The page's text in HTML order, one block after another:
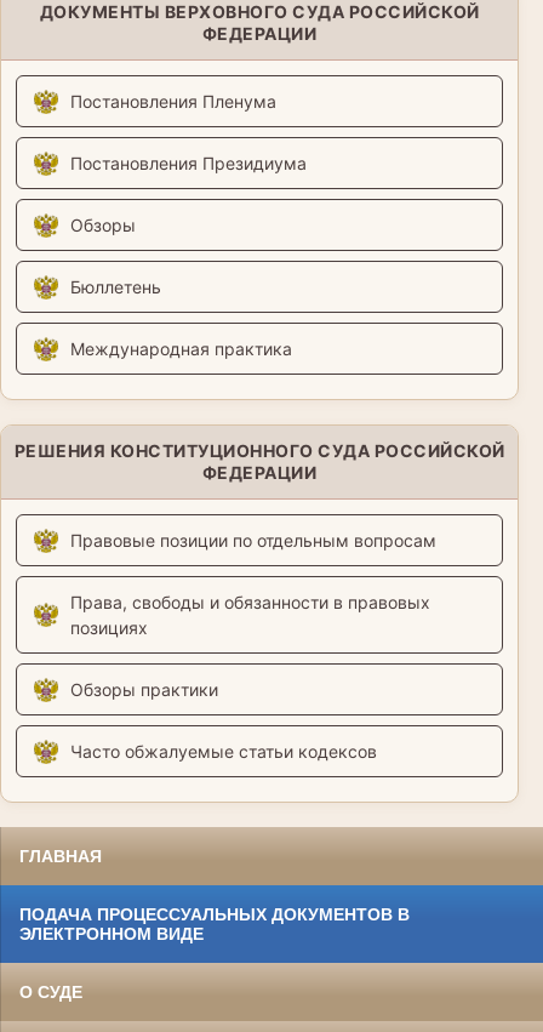
ДОКУМЕНТЫ ВЕРХОВНОГО СУДА РОССИЙСКОЙ
ФЕДЕРАЦИИ
Постановления Пленума
Постановления Президиума
Обзоры
Бюллетень
Международная практика
РЕШЕНИЯ КОНСТИТУЦИОННОГО СУДА РОССИЙСКОЙ
ФЕДЕРАЦИИ
Правовые позиции по отдельным вопросам
Права, свободы и обязанности в правовых
позициях
Обзоры практики
Часто обжалуемые статьи кодексов
ГЛАВНАЯ
ПОДАЧА ПРОЦЕССУАЛЬНЫХ ДОКУМЕНТОВ В
ЭЛЕКТРОННОМ ВИДЕ
О СУДЕ